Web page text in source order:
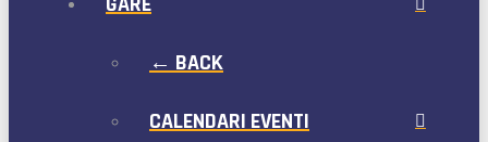
← BACK
CALENDARI EVENTI